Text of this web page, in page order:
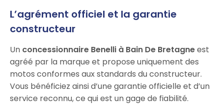
L’agrément officiel et la garantie
constructeur
Un concessionnaire Benelli à Bain De Bretagneest
agréé par la marque et propose uniquement des
motos conformes aux standards du constructeur.
Vous bénéficiez ainsi d’une garantie officielle et d’un
service reconnu, ce qui est un gage de fiabilité.